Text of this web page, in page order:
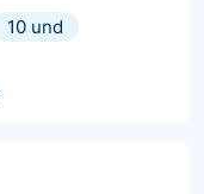
10 und